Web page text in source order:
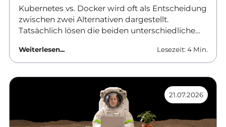
Kubernetes vs. Docker wird oft als Entscheidung
zwischen zwei Alternativen dargestellt.
Tatsächlich lösen die beiden unterschiedliche
gemeinsam eingesetzt. Dieser Beitrag ordnet
ein, was Docker leistet, wo Kubernetes ansetzt
und ab wann sich der Aufwand einer
vollwertigen Orchestrierung überhaupt rechnet.
Weiterlesen... Lesezeit: 4 Min.
21.07.2026